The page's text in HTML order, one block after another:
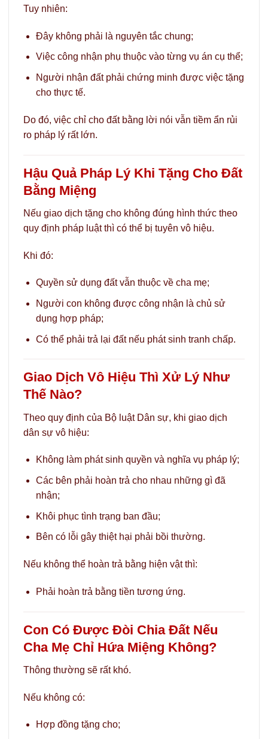
Tuy nhiên:
Đây không phải là nguyên tắc chung;
Việc công nhận phụ thuộc vào từng vụ án cụ thể;
Người nhận đất phải chứng minh được việc tặng
cho thực tế.
Do đó, việc chỉ cho đất bằng lời nói vẫn tiềm ẩn rủi
ro pháp lý rất lớn.
Hậu Quả Pháp Lý Khi Tặng Cho Đất
Bằng Miệng
Nếu giao dịch tặng cho không đúng hình thức theo
quy định pháp luật thì có thể bị tuyên vô hiệu.
Khi đó:
Quyền sử dụng đất vẫn thuộc về cha mẹ;
Người con không được công nhận là chủ sử
dụng hợp pháp;
Có thể phải trả lại đất nếu phát sinh tranh chấp.
Giao Dịch Vô Hiệu Thì Xử Lý Như
Thế Nào?
Theo quy định của Bộ luật Dân sự, khi giao dịch
dân sự vô hiệu:
Không làm phát sinh quyền và nghĩa vụ pháp lý;
Các bên phải hoàn trả cho nhau những gì đã
nhận;
Khôi phục tình trạng ban đầu;
Bên có lỗi gây thiệt hại phải bồi thường.
Nếu không thể hoàn trả bằng hiện vật thì:
Phải hoàn trả bằng tiền tương ứng.
Con Có Được Đòi Chia Đất Nếu
Cha Mẹ Chỉ Hứa Miệng Không?
Thông thường sẽ rất khó.
Nếu không có:
Hợp đồng tặng cho;